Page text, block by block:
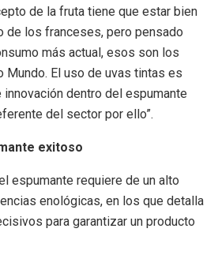
de la fruta tiene que estar bien
de los franceses, pero pensado
más actual, esos son los
Mundo. El uso de uvas tintas es
dentro del espumante
del sector por ello”.
exitoso
espumante requiere de un alto
enológicas, en los que detalla
para garantizar un producto